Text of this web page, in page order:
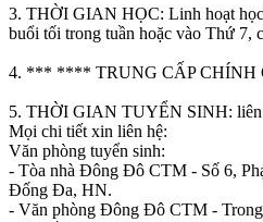
3. THỜI GIAN HỌC: Linh hoạt
buổi tối trong tuần hoặc vào Thứ 7,
4. *** **** TRUNG CẤP CHÍNH
5. THỜI GIAN TUYỂN SINH: liên
Mọi chi tiết xin liên hệ:
Văn phòng tuyển sinh:
- Tòa nhà Đông Đô CTM - Số 6,
Đống Đa, HN.
- Văn phòng Đông Đô CTM - Trong